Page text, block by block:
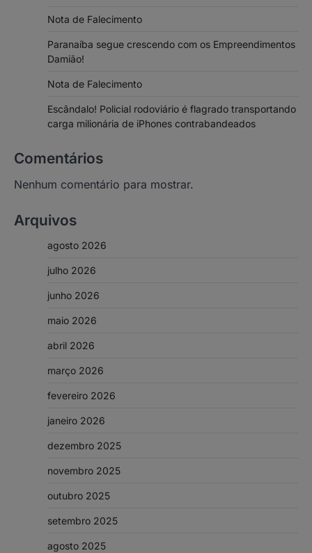
Nota de Falecimento
Paranaíba segue crescendo com os Empreendimentos
Damião!
Nota de Falecimento
Escândalo! Policial rodoviário é flagrado transportando
carga milionária de iPhones contrabandeados
Comentários
Nenhum comentário para mostrar.
Arquivos
agosto 2026
julho 2026
junho 2026
maio 2026
abril 2026
março 2026
fevereiro 2026
janeiro 2026
dezembro 2025
novembro 2025
outubro 2025
setembro 2025
agosto 2025